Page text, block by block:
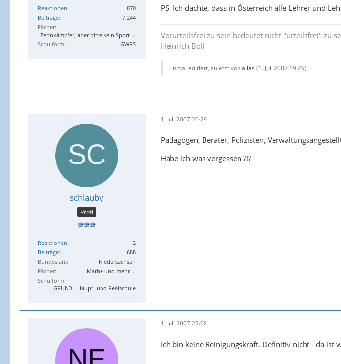
Reaktionen
870
Beiträge
7.244
Fächer
Zehnkämpfer, aber bitte kein Sport ...
Schulform
GWRS
PS: Ich dachte, dass in Österreich alle Lehrer und
Vorurteilsfrei zu sein bedeutet nicht "urteilsfrei" zu
Heinrich Böll
Einmal editiert, zuletzt vonalias (1. Juli 2007 19:29)
schlauby
Profi
Reaktionen
2
Beiträge
688
Bundesland
Niedersachsen
Fächer
Mathe und mehr ...
Schulform
GRUND-, Haupt- und Realschule
1. Juli 2007 20:29
Pädagogen, Berater, Polizisten,
Habe ich was vergessen ?!?
1. Juli 2007 22:08
Ich bin keine Reinigungskraft. Definitiv nicht - da ist